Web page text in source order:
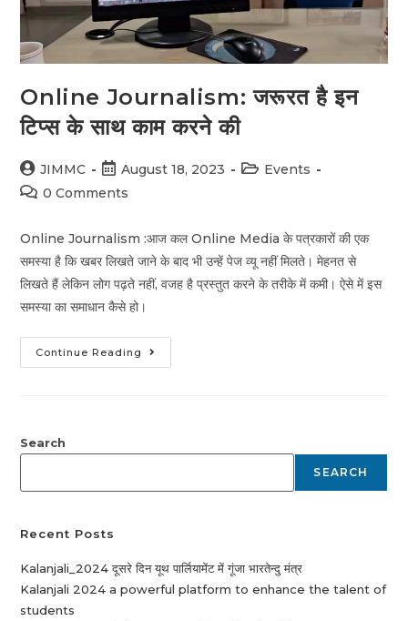
Online Journalism: जरूरत है इन
टिप्स के साथ काम करने की
JIMMC August 18, 2023
Events
0 Comments
Online Journalism :आज कल Online Media के पत्रकारों की एक
समस्या है कि खबर लिखते जाने के बाद भी उन्हें पेज व्यू नहीं मिलते। मेहनत से
लिखते हैं लेकिन लोग पढ़ते नहीं, वजह है प्रस्तुत करने के तरीके में कमी। ऐसे में इस
समस्या का समाधान कैसे हो।
Continue Reading
Search
SEARCH
Recent Posts
Kalanjali_2024 दूसरे दिन यूथ पार्लियामेंट में गूंजा भारतेन्दु मंत्र
Kalanjali 2024 a powerful platform to enhance the talent of
students